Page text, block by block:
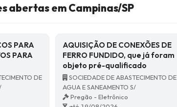
abertas em Campinas/SP
PARA
PARA
DE
AQUISIÇÃO DE CONEXÕES DE
FERRO FUNDIDO, que já foram
objeto pré-qualificado
SOCIEDADE DE ABASTECIMENTO DE
AGUA E SANEAMENTO S/
Pregão - Eletrônico